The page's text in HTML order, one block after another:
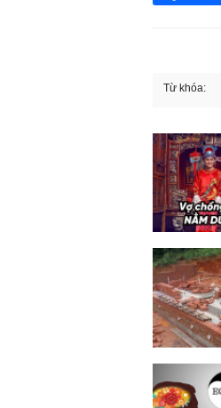
Từ khóa: